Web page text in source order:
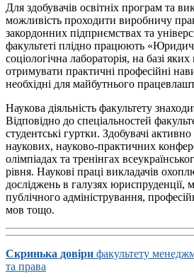
Для здобувачів освітніх програм та
можливість проходити виробничу
закордонних підприємствах та
факультеті плідно працюють
соціологічна лабораторія, на базі
отримувати практичні професійні
необхідні для майбутнього
Наукова діяльність факультету
Відповідно до спеціальностей
студентські гуртки. Здобувачі
наукових, науково-практичних
олімпіадах та тренінгах
рівня. Наукові праці викладачів
досліджень в галузях юриспруденції,
публічного адміністрування,
мов тощо.
Скринька довіри факультету
та права